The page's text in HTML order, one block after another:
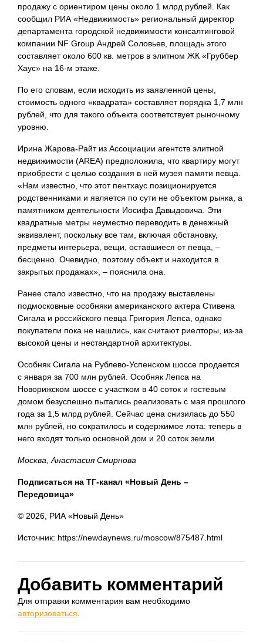
продажу с ориентиром цены около 1 млрд рублей. Как
сообщил РИА «Недвижимость» региональный директор
департамента городской недвижимости консалтинговой
компании NF Group Андрей Соловьев, площадь этого
составляет около 600 кв. метров в элитном ЖК «Груббер
Хаус» на 16-м этаже.
По его словам, если исходить из заявленной цены,
стоимость одного «квадрата» составляет порядка 1,7 млн
рублей, что для такого объекта соответствует рыночному
уровню.
Ирина Жарова-Райт из Ассоциации агентств элитной
недвижимости (AREA) предположила, что квартиру могут
приобрести с целью создания в ней музея памяти певца.
«Нам известно, что этот пентхаус позиционируется
родственниками и является по сути не объектом рынка, а
памятником деятельности Иосифа Давыдовича. Эти
квадратные метры неуместно переводить в денежный
эквивалент, поскольку все там, включая обстановку,
предметы интерьера, вещи, оставшиеся от певца, –
бесценно. Очевидно, поэтому объект и находится в
закрытых продажах», – пояснила она.
Ранее стало известно, что на продажу выставлены
подмосковные особняки американского актера Стивена
Сигала и российского певца Григория Лепса, однако
покупатели пока не нашлись, как считают риелторы, из-за
высокой цены и нестандартной архитектуры.
Особняк Сигала на Рублево-Успенском шоссе продается
с января за 700 млн рублей. Особняк Лепса на
Новорижском шоссе с участком в 40 соток и гостевым
домом безуспешно пытались реализовать с мая прошлого
года за 1,5 млрд рублей. Сейчас цена снизилась до 550
млн рублей, но сократилось и содержимое лота: теперь в
него входят только основной дом и 20 соток земли.
Москва, Анастасия Смирнова
Подписаться на ТГ-канал «Новый День –
Передовица»
© 2026, РИА «Новый День»
Источник: https://newdaynews.ru/moscow/875487.html
Добавить комментарий
Для отправки комментария вам необходимо
авторизоваться.